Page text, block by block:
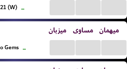
...
میزبان مساوی میهمان
...